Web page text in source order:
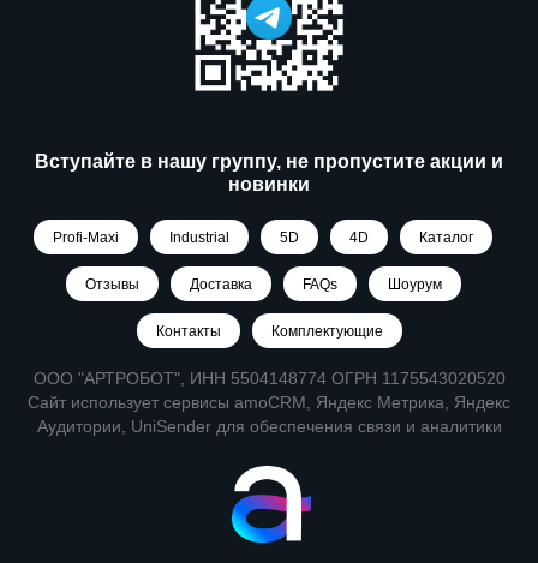
Вступайте в нашу группу, не пропустите акции и
новинки
Profi-Maxi Industrial 5D 4D Каталог
Отзывы Доставка FAQs Шоурум
Контакты Комплектующие
ООО "АРТРОБОТ", ИНН 5504148774 ОГРН 1175543020520
Сайт использует сервисы amoCRM, Яндекс Метрика, Яндекс
Аудитории, UniSender для обеспечения связи и аналитики